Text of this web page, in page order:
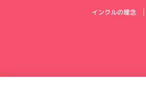
インクルの理念